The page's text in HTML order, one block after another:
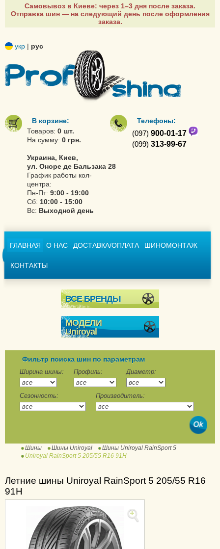
Самовывоз в Киеве: через 1–3 дня после заказа.
Отправка шин — на следующий день после оформления
заказа.
укр | рус
В корзине:
Товаров: 0 шт.
На сумму: 0 грн.
Украина, Киев,
ул. Оноре де Бальзака 28
График работы кол-
центра:
Пн-Пт: 9:00 - 19:00
Сб: 10:00 - 15:00
Вс: Выходной день
Телефоны:
(097) 900-01-17
(099) 313-99-67
ГЛАВНАЯ О НАС ДОСТАВКА/ОПЛАТА ШИНОМОНТАЖ
КОНТАКТЫ
ВСЕ БРЕНДЫ
МОДЕЛИ
Uniroyal
Snow Max 3
WinterExpert
Rain Max 3
RainExpert
RainMax 2
RainSport 5
Фильтр поиска шин по параметрам
Ширина шины: Профиль: Диаметр:
Сезонность: Производитель:
Шины Шины Uniroyal
Шины Uniroyal RainSport 5
Uniroyal RainSport 5 205/55 R16 91H
Летние шины Uniroyal RainSport 5 205/55 R16
91H